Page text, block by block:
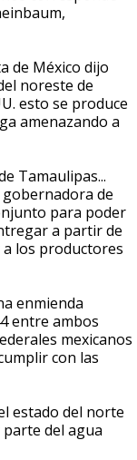
de México dijo
noreste de
esto se produce
amenazando a
Tamaulipas...
de
para poder
a partir de
los productores
enmienda
entre ambos
mexicanos
con las
estado del norte
del agua